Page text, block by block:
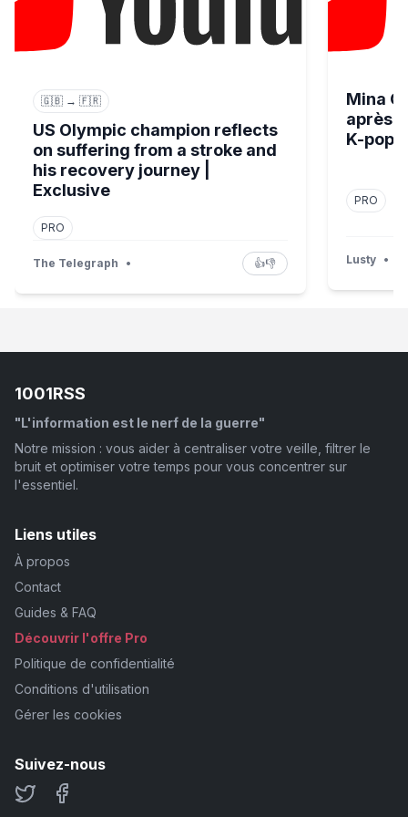
🇬🇧 → 🇫🇷
US Olympic champion reflects
on suffering from a stroke and
his recovery journey |
Exclusive
PRO
The Telegraph • 👍👎
Mina
après
K-pop
PRO
Lusty •
1001RSS
"L'information est le nerf de la guerre"
Notre mission : vous aider à centraliser votre veille, filtrer le
bruit et optimiser votre temps pour vous concentrer sur
l'essentiel.
Liens utiles
À propos
Contact
Guides & FAQ
Découvrir l'offre Pro
Politique de confidentialité
Conditions d'utilisation
Gérer les cookies
Suivez-nous